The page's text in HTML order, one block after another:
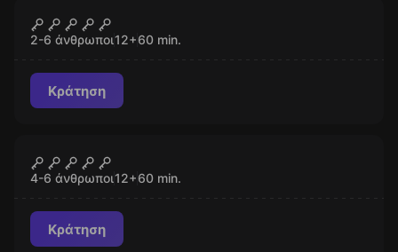
Indiana Jones
2-6 άνθρωποι12+60 min.
Κράτηση
Medical Psycho
4-6 άνθρωποι12+60 min.
Κράτηση